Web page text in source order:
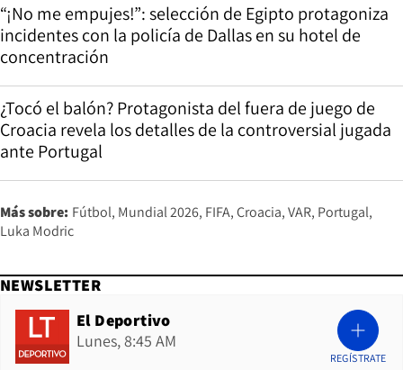
“¡No me empujes!”: selección de Egipto protagoniza
incidentes con la policía de Dallas en su hotel de
concentración
¿Tocó el balón? Protagonista del fuera de juego de
Croacia revela los detalles de la controversial jugada
ante Portugal
Más sobre: Fútbol Mundial 2026 FIFA Croacia VAR Portugal
Luka Modric
NEWSLETTER
El Deportivo
Lunes, 8:45 AM
REGÍSTRATE